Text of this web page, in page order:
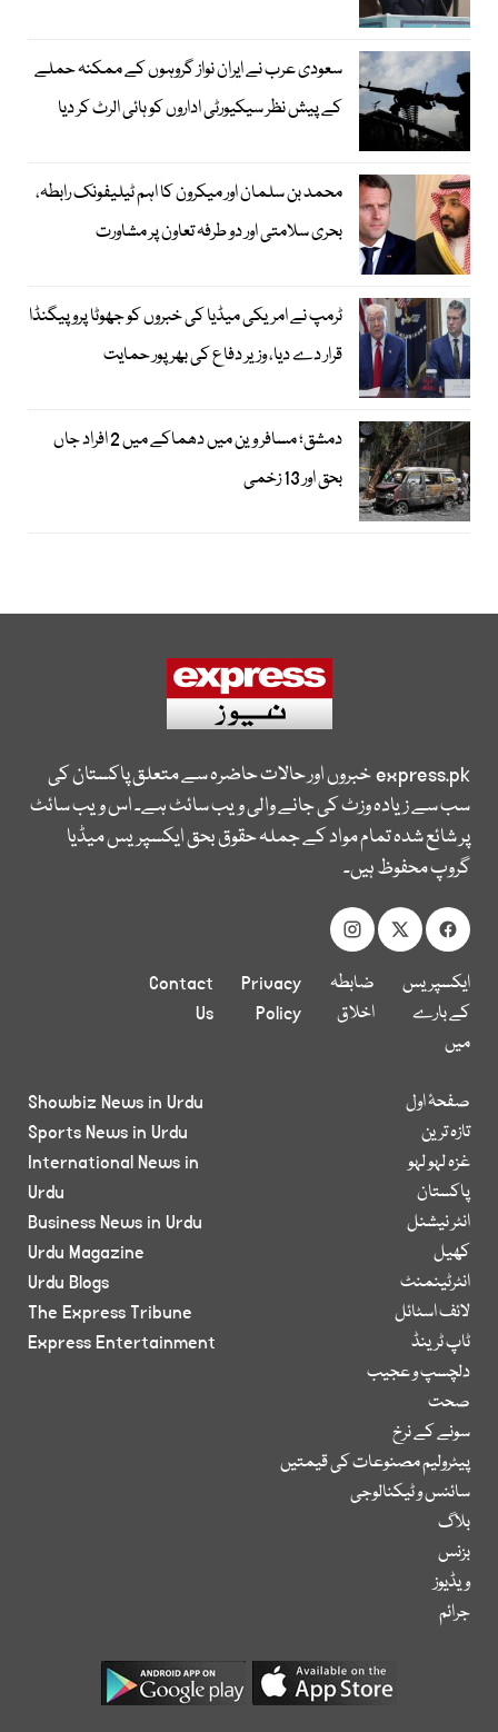
سعودی عرب نے ایران نواز گروہوں کے ممکنہ حملے
کے پیش نظر سیکیورٹی اداروں کو ہائی الرٹ کر دیا
محمد بن سلمان اور میکرون کا اہم ٹیلیفونک رابطہ،
بحری سلامتی اور دو طرفہ تعاون پر مشاورت
ٹرمپ نے امریکی میڈیا کی خبروں کو جھوٹا پروپیگنڈا
قرار دے دیا، وزیر دفاع کی بھرپور حمایت
دمشق؛ مسافر وین میں دھماکے میں 2 افراد جاں
بحق اور 13 زخمی
express.pkخبروں اور حالات حاضرہ سے متعلق پاکستان کی
سب سے زیادہ وزٹ کی جانے والی ویب سائٹ ہے۔ اس ویب سائٹ
پر شائع شدہ تمام مواد کے جملہ حقوق بحق ایکسپریس میڈیا
گروپ محفوظ ہیں۔
ایکسپریس
کے بارے
میں
ضابطہ
اخلاق
Privacy
Policy
Contact
Us
صفحۂ اول
تازہ ترین
غزہ لہو لہو
پاکستان
انٹر نیشنل
کھیل
انٹرٹینمنٹ
لائف اسٹائل
ٹاپ ٹرینڈ
دلچسپ و عجیب
صحت
سونے کے نرخ
پیٹرولیم مصنوعات کی قیمتیں
سائنس و ٹیکنالوجی
بلاگ
بزنس
ویڈیوز
جرائم
Showbiz News in Urdu
Sports News in Urdu
International News in
Urdu
Business News in Urdu
Urdu Magazine
Urdu Blogs
The Express Tribune
Express Entertainment